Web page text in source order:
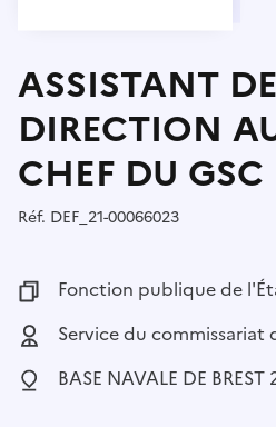
ASSISTANT DE
DIRECTION
CHEF DU GSC
Réf. Référence :
DEF_21-00066023
Fonction publique :
Fonction publique de
Employeur :
Service du commissariat
Localisation :
BASE NAVALE DE BREST